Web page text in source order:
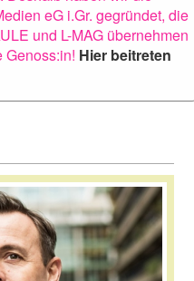
eG i.Gr. gegründet, die
und L-MAG übernehmen
Genoss:in! Hier beitreten